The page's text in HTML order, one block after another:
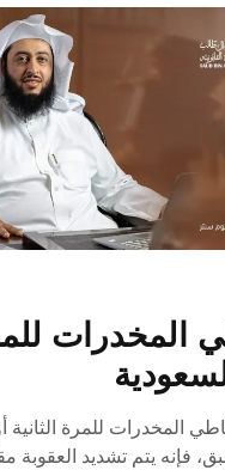
المخدرات
المخدرات للمرة
يتم تشديد العقوبة